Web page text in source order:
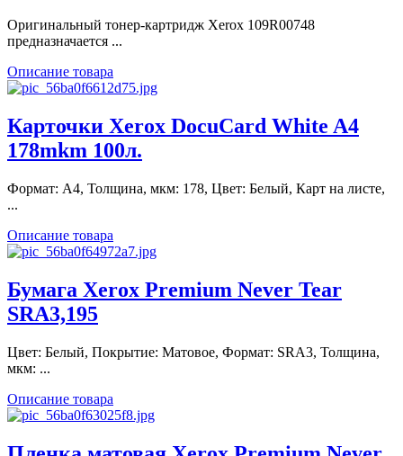
Оригинальный тонер-картридж Xerоx 109R00748
предназначается ...
Описание товара
Карточки Xerox DocuCard White A4
178mkm 100л.
Формат: A4, Толщина, мкм: 178, Цвет: Белый, Карт на листе,
...
Описание товара
Бумага Xerox Premium Never Tear
SRA3,195
Цвет: Белый, Покрытие: Матовое, Формат: SRA3, Толщина,
мкм: ...
Описание товара